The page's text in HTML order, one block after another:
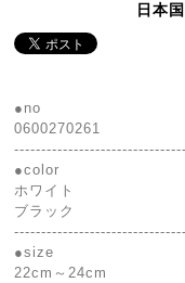
日本
●no
0600270261
●color
ホワイト
ブラック
●size
22cm～24cm